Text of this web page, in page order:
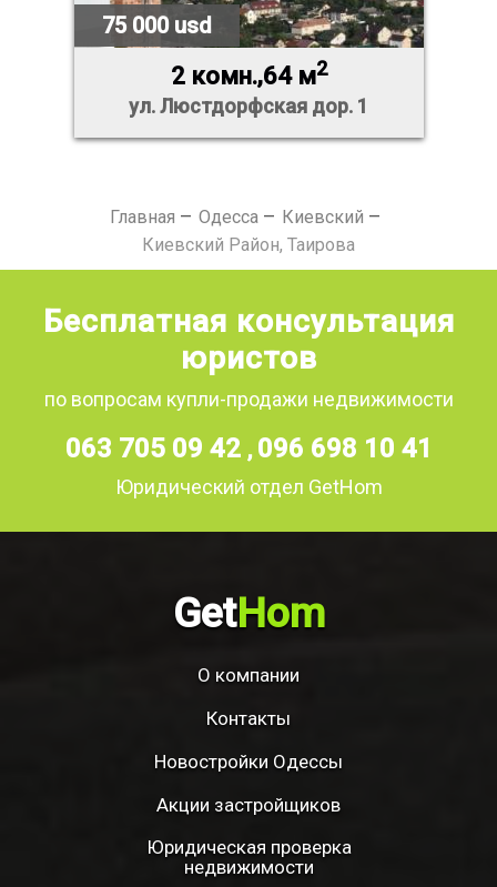
75 000 usd
2 комн.,64 м2
ул. Люстдорфская дор. 1
Главная Одесса
Киевский
Киевский Район, Таирова
Бесплатная консультация
юристов
по вопросам купли-продажи недвижимости
063 705 09 42 , 096 698 10 41
Юридический отдел GetHom
GetHom
О компании
Контакты
Новостройки Одессы
Акции застройщиков
Юридическая проверка
недвижимости